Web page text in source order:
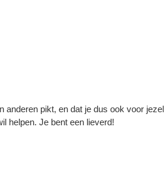
pikt, en dat je dus ook voor
helpen. Je bent een lieverd!